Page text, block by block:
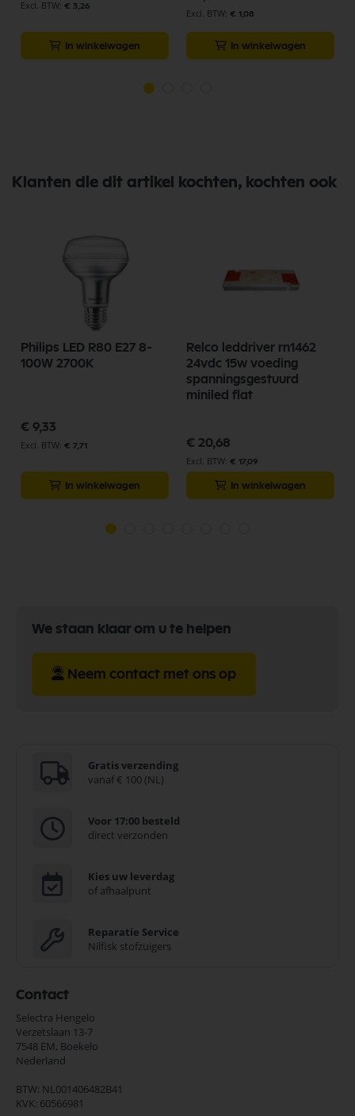
€ 3,26
In winkelwagen
€ 1,08
In winkelwagen
Klanten die dit artikel kochten, kochten ook
Philips LED R80 E27 8-
100W 2700K
€ 9,33
€ 7,71
In winkelwagen
Relco leddriver rn1462
24vdc 15w voeding
spanningsgestuurd
miniled flat
€ 20,68
€ 17,09
In winkelwagen
We staan klaar om u te helpen
Neem contact met ons op
Gratis verzending
vanaf € 100 (NL)
Voor 17:00 besteld
direct verzonden
Kies uw leverdag
of afhaalpunt
Reparatie Service
Nilfisk stofzuigers
Contact
Selectra Hengelo
Verzetslaan 13-7
7548 EM, Boekelo
Nederland
BTW: NL001406482B41
KVK: 60566981